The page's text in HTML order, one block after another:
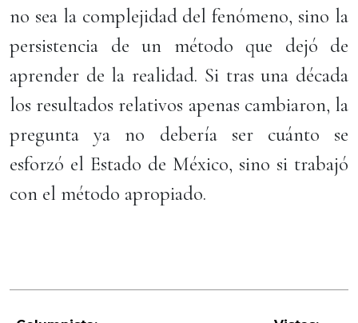
no sea la complejidad del fenómeno, sino la
persistencia de un método que dejó de
aprender de la realidad. Si tras una década
los resultados relativos apenas cambiaron, la
pregunta ya no debería ser cuánto se
esforzó el Estado de México, sino si trabajó
con el método apropiado.